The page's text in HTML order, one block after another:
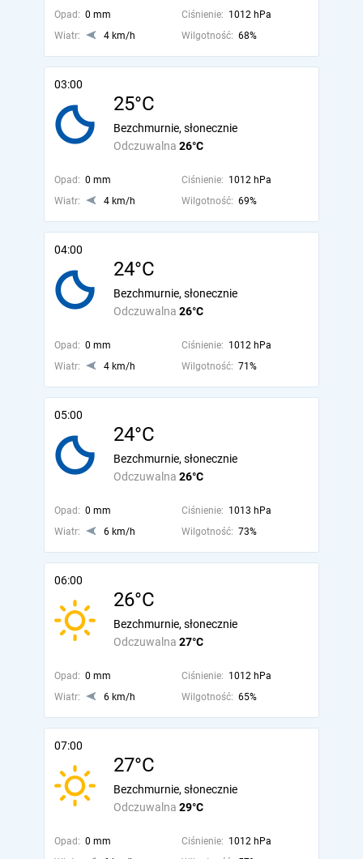
Opad: 0 mm Ciśnienie: 1012 hPa
Wiatr:
4 km/h Wilgotność: 68%
03:00
25°C
Odczuwalna 26°C
Bezchmurnie, słonecznie
Opad: 0 mm Ciśnienie: 1012 hPa
Wiatr:
4 km/h Wilgotność: 69%
04:00
24°C
Odczuwalna 26°C
Bezchmurnie, słonecznie
Opad: 0 mm Ciśnienie: 1012 hPa
Wiatr:
4 km/h Wilgotność: 71%
05:00
24°C
Odczuwalna 26°C
Bezchmurnie, słonecznie
Opad: 0 mm Ciśnienie: 1013 hPa
Wiatr:
6 km/h Wilgotność: 73%
06:00
26°C
Odczuwalna 27°C
Bezchmurnie, słonecznie
Opad: 0 mm Ciśnienie: 1012 hPa
Wiatr:
6 km/h Wilgotność: 65%
07:00
27°C
Odczuwalna 29°C
Bezchmurnie, słonecznie
Opad: 0 mm Ciśnienie: 1012 hPa